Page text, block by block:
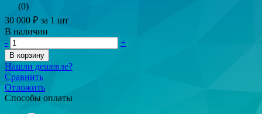
(0)
30 000 ₽ за 1 шт
В наличии
-
+
В корзину
Нашли дешевле?
Сравнить
Отложить
Способы оплаты